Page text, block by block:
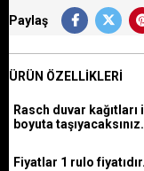
Paylaş
ÜRÜN ÖZELLIKLERI
Rasch duvar kağıtları
boyuta taşıyacaksınız.
Fiyatlar 1 rulo fiyatıdır.